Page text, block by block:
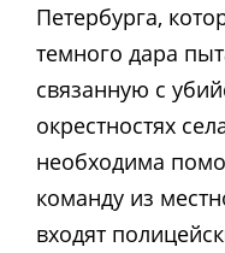
Петербурга,
темного дара
связанную с
окрестностях
необходима
команду из
входят